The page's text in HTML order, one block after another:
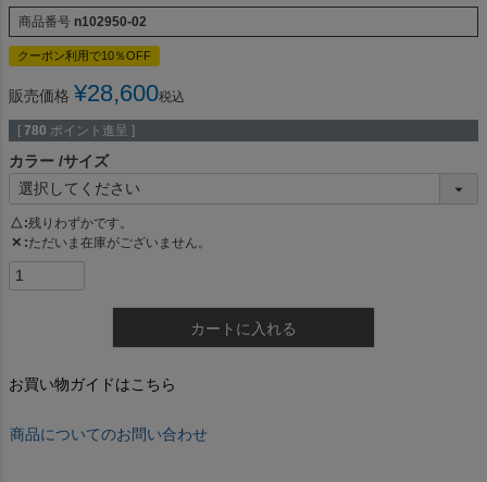
商品番号 n102950-02
クーポン利用で10％OFF
販売価格 ¥28,600税込
[ 780 ポイント進呈 ]
カラー サイズ
△ 残りわずかです。
✕ ただいま在庫がございません。
カートに入れる
お買い物ガイドはこちら
商品についてのお問い合わせ